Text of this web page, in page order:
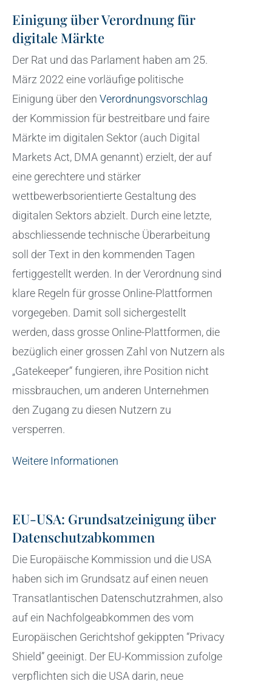
Einigung über Verordnung für
digitale Märkte
Der Rat und das Parlament haben am 25.
März 2022 eine vorläufige politische
Einigung über den Verordnungsvorschlag
der Kommission für bestreitbare und faire
Märkte im digitalen Sektor (auch Digital
Markets Act, DMA genannt) erzielt, der auf
eine gerechtere und stärker
wettbewerbsorientierte Gestaltung des
digitalen Sektors abzielt. Durch eine letzte,
abschliessende technische Überarbeitung
soll der Text in den kommenden Tagen
fertiggestellt werden. In der Verordnung sind
klare Regeln für grosse Online-Plattformen
vorgegeben. Damit soll sichergestellt
werden, dass grosse Online-Plattformen, die
bezüglich einer grossen Zahl von Nutzern als
„Gatekeeper“ fungieren, ihre Position nicht
missbrauchen, um anderen Unternehmen
den Zugang zu diesen Nutzern zu
versperren.
Weitere Informationen
EU-USA: Grundsatzeinigung über
Datenschutzabkommen
Die Europäische Kommission und die USA
haben sich im Grundsatz auf einen neuen
Transatlantischen Datenschutzrahmen, also
auf ein Nachfolgeabkommen des vom
Europäischen Gerichtshof gekippten “Privacy
Shield” geeinigt. Der EU-Kommission zufolge
verpflichten sich die USA darin, neue